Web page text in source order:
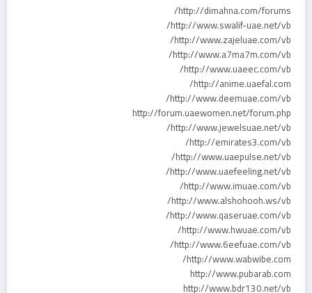
http://dimahna.com/forums/
http://www.swalif-uae.net/vb/
http://www.zajeluae.com/vb/
http://www.a7ma7m.com/vb/
http://www.uaeec.com/vb/
http://anime.uaefal.com/
http://www.deemuae.com/vb/
http://forum.uaewomen.net/forum.php
http://www.jewelsuae.net/vb/
http://emirates3.com/vb/
http://www.uaepulse.net/vb/
http://www.uaefeeling.net/vb/
http://www.imuae.com/vb/
http://www.alshohooh.ws/vb/
http://www.qaseruae.com/vb/
http://www.hwuae.com/vb/
http://www.6eefuae.com/vb/
http://www.wabwibe.com/
http://www.pubarab.com
http://www.bdr130.net/vb